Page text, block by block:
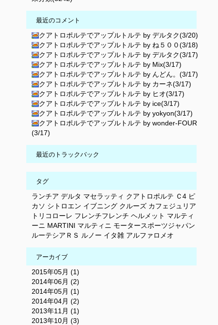
最近のコメント
クアトロポルテでアップルトルテ by デルタク(3/20)
クアトロポルテでアップルトルテ by ね５００(3/18)
クアトロポルテでアップルトルテ by デルタク(3/17)
クアトロポルテでアップルトルテ by Mix(3/17)
クアトロポルテでアップルトルテ by んどん。(3/17)
クアトロポルテでアップルトルテ by カーネ(3/17)
クアトロポルテでアップルトルテ by ヒオ(3/17)
クアトロポルテでアップルトルテ by ice(3/17)
クアトロポルテでアップルトルテ by yokyon(3/17)
クアトロポルテでアップルトルテ by wonder-FOUR
(3/17)
最近のトラックバック
タグ
ランチア デルタ マセラッティ クアトロポルテ Ｃ4 ピ
カソ シトロエン イブニング クルーズ カフェジュリア
トリコローレ フレンチフレンチ ヘルメット マルティ
ーニ MARTINI マルティニ モータースポーツジャパン
ルーテシアＲＳ ルノー イタ雑 アルファロメオ
アーカイブ
2015年05月 (1)
2014年06月 (2)
2014年05月 (1)
2014年04月 (2)
2013年11月 (1)
2013年10月 (3)